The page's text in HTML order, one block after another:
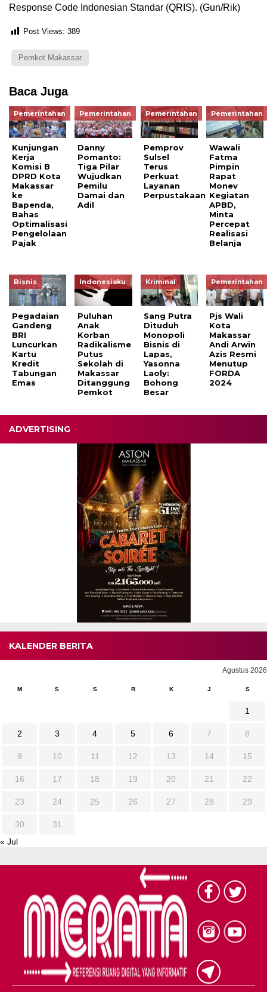
Response Code Indonesian Standar (QRIS). (Gun/Rik)
Post Views: 389
Pemkot Makassar
Baca Juga
Pemerintahan
Kunjungan
Kerja
Komisi B
DPRD Kota
Makassar
ke
Bapenda,
Bahas
Optimalisasi
Pengelolaan
Pajak
Pemerintahan
Danny
Pomanto:
Tiga Pilar
Wujudkan
Pemilu
Damai dan
Adil
Pemerintahan
Pemprov
Sulsel
Terus
Perkuat
Layanan
Perpustakaan
Pemerintahan
Wawali
Fatma
Pimpin
Rapat
Monev
Kegiatan
APBD,
Minta
Percepat
Realisasi
Belanja
Bisnis
Pegadaian
Gandeng
BRI
Luncurkan
Kartu
Kredit
Tabungan
Emas
Indonesiaku
Puluhan
Anak
Korban
Radikalisme
Putus
Sekolah di
Makassar
Ditanggung
Pemkot
Kriminal
Sang Putra
Dituduh
Monopoli
Bisnis di
Lapas,
Yasonna
Laoly:
Bohong
Besar
Pemerintahan
Pjs Wali
Kota
Makassar
Andi Arwin
Azis Resmi
Menutup
FORDA
2024
ADVERTISING
KALENDER BERITA
Agustus 2026
M S S R K J S
1
2 3 4 5 6 7 8
9 10 11 12 13 14 15
16 17 18 19 20 21 22
23 24 25 26 27 28 29
30
31
« Jul